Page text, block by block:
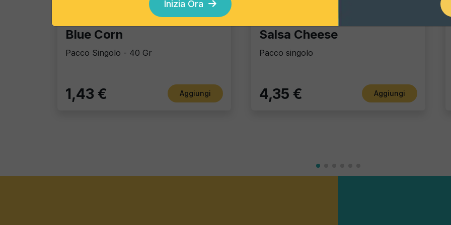
Tortillas/Nacho/Crisp/Garganelli
Blue Corn
Pacco Singolo - 40 Gr
1,43 € Aggiungi
Salsa Cheese
Pacco singolo
4,35 € Aggiungi
Inizia Ora